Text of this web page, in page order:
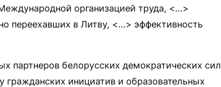
организацией труда, <…>
переехавших в Литву, <…> эффективность
партнеров белорусских демократических сил
гражданских инициатив и образовательных